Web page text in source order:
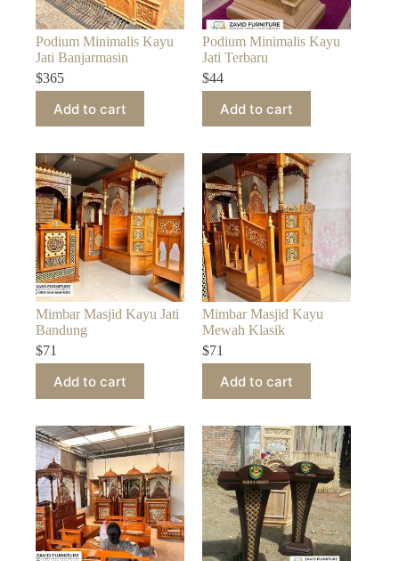
Podium Minimalis Kayu
Jati Banjarmasin
$365
Add to cart
Podium Minimalis Kayu
Jati Terbaru
$44
Add to cart
Mimbar Masjid Kayu Jati
Bandung
$71
Add to cart
Mimbar Masjid Kayu
Mewah Klasik
$71
Add to cart